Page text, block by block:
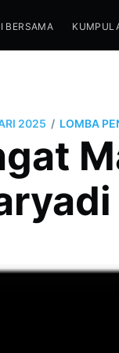
BERSAMA
2025 / LOMBA